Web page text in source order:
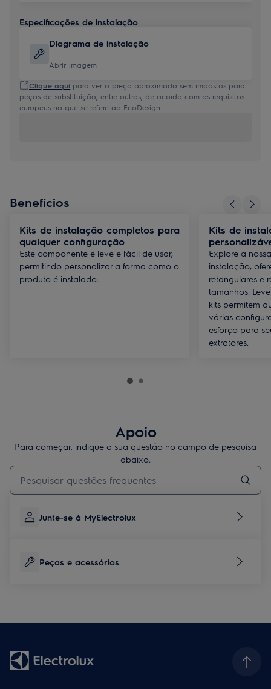
Especificações de instalação
Diagrama de instalação
Abrir imagem
Clique aqui para ver o preço aproximado sem impostos para
peças de substituição, entre outros, de acordo com os requisitos
europeus no que se refere ao EcoDesign
Benefícios
Kits de instalação completos para
qualquer configuração
Este componente é leve e fácil de usar,
permitindo personalizar a forma como o
produto é instalado.
Kits de
Explore a
instalação,
retangulares e
tamanhos.
kits permitem
várias
esforço para
extratores.
Apoio
Para começar, indique a sua questão no campo de pesquisa
abaixo.
Type to search for support articles
Junte-se à MyElectrolux
Peças e acessórios